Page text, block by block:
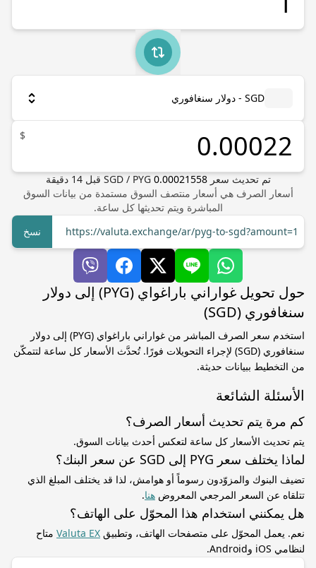
SGD - دولار سنغافوري
$
تم تحديث سعر SGD/ PYG 0.00021558 قبل14 دقيقة
أسعار الصرف هي أسعار منتصف السوق مستمدة من بيانات السوق
المباشرة ويتم تحديثها كل ساعة.
https://valuta.exchange/ar/pyg-to-sgd?amount=1
نسخ
حول تحويل غواراني باراغواي (PYG) إلى دولار
سنغافوري (SGD)
استخدم سعر الصرف المباشر من غواراني باراغواي (PYG) إلى دولار
سنغافوري (SGD) لإجراء التحويلات فورًا. تُحدَّث الأسعار كل ساعة لتتمكّن
من التخطيط ببيانات حديثة.
الأسئلة الشائعة
كم مرة يتم تحديث أسعار الصرف؟
يتم تحديث الأسعار كل ساعة لتعكس أحدث بيانات السوق.
لماذا يختلف سعر PYG إلى SGD عن سعر البنك؟
تضيف البنوك والمزوّدون رسوماً أو هوامش، لذا قد يختلف المبلغ الذي
تتلقاه عن السعر المرجعي المعروض هنا.
هل يمكنني استخدام هذا المحوّل على الهاتف؟
نعم. يعمل المحوّل على متصفحات الهاتف، وتطبيق Valuta EX متاح
لنظامي iOS وAndroid.